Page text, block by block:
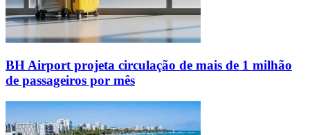
BH Airport projeta circulação de mais de 1 milhão
de passageiros por mês